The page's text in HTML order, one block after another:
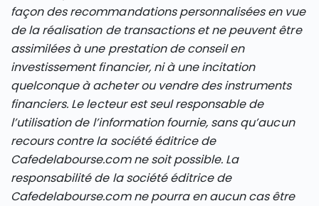
façon des recommandations personnalisées en vue
de la réalisation de transactions et ne peuvent être
assimilées à une prestation de conseil en
investissement financier, ni à une incitation
quelconque à acheter ou vendre des instruments
financiers. Le lecteur est seul responsable de
l’utilisation de l’information fournie, sans qu’aucun
recours contre la société éditrice de
Cafedelabourse.com ne soit possible. La
responsabilité de la société éditrice de
Cafedelabourse.com ne pourra en aucun cas être